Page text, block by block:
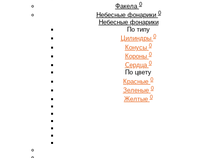
Факела 0
Небесные фонарики 0
Небесные фонарики
По типу
Цилиндры 0
Конусы 0
Короны 0
Сердца 0
По цвету
Красные 0
Зеленые 0
Желтые 0